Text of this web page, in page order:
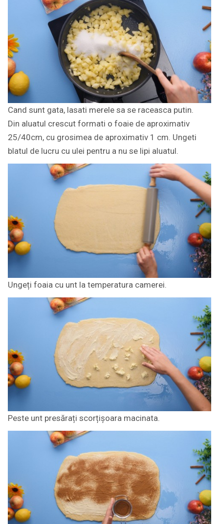
Cand sunt gata, lasati merele sa se raceasca putin.
Din aluatul crescut formati o foaie de aproximativ
25/40cm, cu grosimea de aproximativ 1 cm. Ungeti
blatul de lucru cu ulei pentru a nu se lipi aluatul.
Ungeți foaia cu unt la temperatura camerei.
Peste unt presărați scorțișoara macinata.